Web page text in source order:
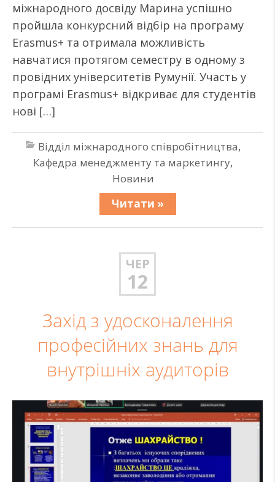
міжнародного досвіду Марина успішно
пройшла конкурсний відбір на програму
Erasmus+ та отримала можливість
навчатися протягом семестру в одному з
провідних університетів Румунії. Участь у
програмі Erasmus+ відкриває для студентів
нові […]
Відділ міжнародного співробітництва,
Кафедра менеджменту та маркетингу,
Новини
Читати »
ЧЕР
12
Захід з удосконалення
професійних знань для
внутрішніх аудиторів